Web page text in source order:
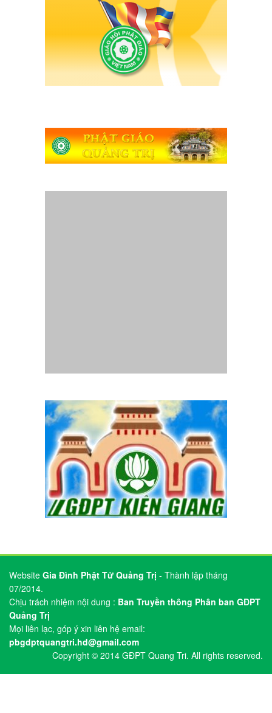
Chịu trách nhiệm nội dung :Ban Truyền thông Phân ban GĐPT
Mọi liên lạc, góp ý xin liên hệ email:
pbgdptquangtri.hd@gmail.com
Copyright © 2014 GĐPT Quang Tri. All rights reserved.